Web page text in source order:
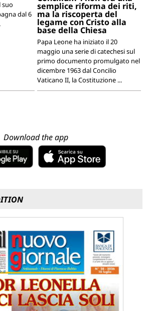
suo
dal 6
semplice riforma dei riti,
ma la riscoperta del
legame con Cristo alla
base della Chiesa
Papa Leone ha iniziato il 20
maggio una serie di catechesi sul
primo documento promulgato nel
dicembre 1963 dal Concilio
Vaticano II, la Costituzione ...
Download the app